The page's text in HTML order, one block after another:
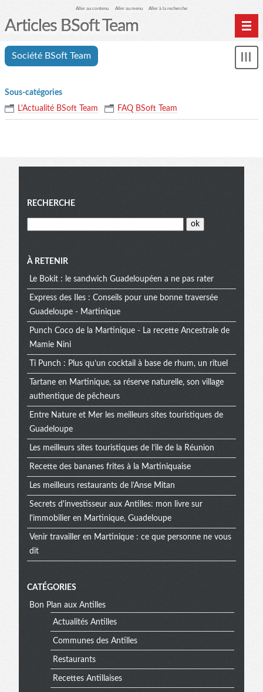
Aller au contenu Aller au menu Aller à la recherche
Articles BSoft Team
Société BSoft Team
Sous-catégories
L'Actualité BSoft Team
FAQ BSoft Team
Menu
RECHERCHE
À RETENIR
Le Bokit : le sandwich Guadeloupéen a ne pas rater
Express des Iles : Conseils pour une bonne traversée
Guadeloupe - Martinique
Punch Coco de la Martinique - La recette Ancestrale de
Mamie Nini
Ti Punch : Plus qu’un cocktail à base de rhum, un rituel
Tartane en Martinique, sa réserve naturelle, son village
authentique de pêcheurs
Entre Nature et Mer les meilleurs sites touristiques de
Guadeloupe
Les meilleurs sites touristiques de l’ile de la Réunion
Recette des bananes frites à la Martiniquaise
Les meilleurs restaurants de l’Anse Mitan
Secrets d'investisseur aux Antilles: mon livre sur
l'immobilier en Martinique, Guadeloupe
Venir travailler en Martinique : ce que personne ne vous
dit
CATÉGORIES
Bon Plan aux Antilles
Actualités Antilles
Communes des Antilles
Restaurants
Recettes Antillaises